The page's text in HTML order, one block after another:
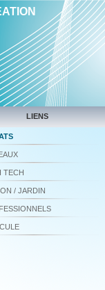
LIENS
TECH
/ JARDIN